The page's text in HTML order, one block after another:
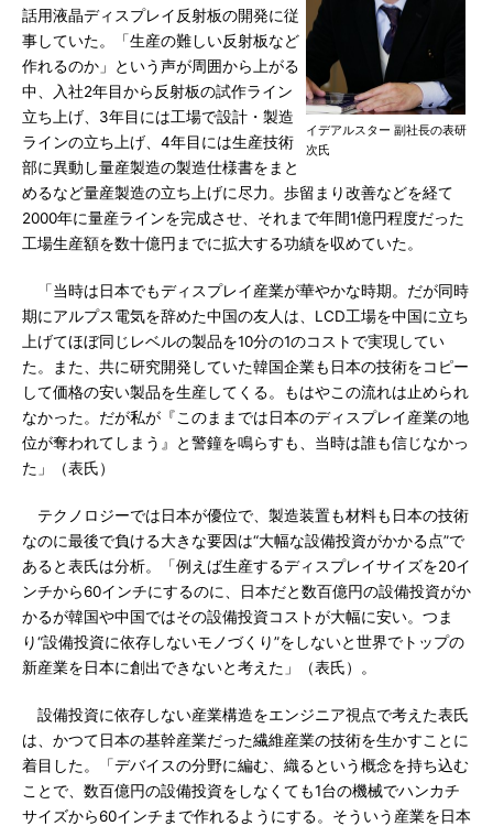
イデアルスター 副社長の表研
次氏
話用液晶ディスプレイ反射板の開発に従
事していた。「生産の難しい反射板など
作れるのか」という声が周囲から上がる
中、入社2年目から反射板の試作ライン
立ち上げ、3年目には工場で設計・製造
ラインの立ち上げ、4年目には生産技術
部に異動し量産製造の製造仕様書をまと
めるなど量産製造の立ち上げに尽力。歩留まり改善などを経て
2000年に量産ラインを完成させ、それまで年間1億円程度だった
工場生産額を数十億円までに拡大する功績を収めていた。
「当時は日本でもディスプレイ産業が華やかな時期。だが同時
期にアルプス電気を辞めた中国の友人は、LCD工場を中国に立ち
上げてほぼ同じレベルの製品を10分の1のコストで実現してい
た。また、共に研究開発していた韓国企業も日本の技術をコピー
して価格の安い製品を生産してくる。もはやこの流れは止められ
なかった。だが私が『このままでは日本のディスプレイ産業の地
位が奪われてしまう』と警鐘を鳴らすも、当時は誰も信じなかっ
た」（表氏）
テクノロジーでは日本が優位で、製造装置も材料も日本の技術
なのに最後で負ける大きな要因は“大幅な設備投資がかかる点”で
あると表氏は分析。「例えば生産するディスプレイサイズを20イ
ンチから60インチにするのに、日本だと数百億円の設備投資がか
かるが韓国や中国ではその設備投資コストが大幅に安い。つま
り“設備投資に依存しないモノづくり”をしないと世界でトップの
新産業を日本に創出できないと考えた」（表氏）。
設備投資に依存しない産業構造をエンジニア視点で考えた表氏
は、かつて日本の基幹産業だった繊維産業の技術を生かすことに
着目した。「デバイスの分野に編む、織るという概念を持ち込む
ことで、数百億円の設備投資をしなくても1台の機械でハンカチ
サイズから60インチまで作れるようにする。そういう産業を日本